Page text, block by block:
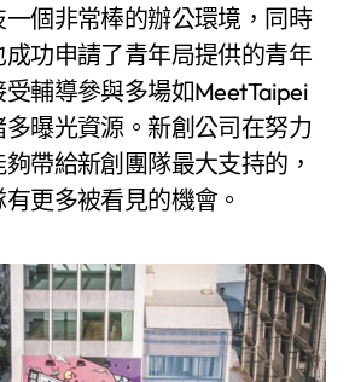
個非常棒的辦公環境，同時
功申請了青年局提供的青年
輔導參與多場如MeetTaipei
曝光資源。新創公司在努力
帶給新創團隊最大支持的，
更多被看見的機會。